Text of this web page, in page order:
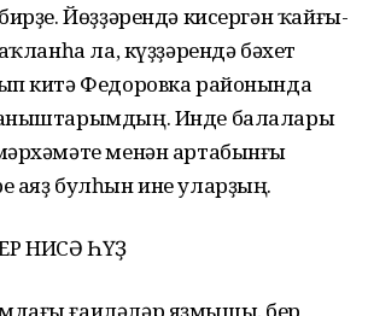
Йөҙҙәрендә кисергән ҡайғы-
ла, күҙҙәрендә бәхет
китә Федоровка районында
Инде балалары
менән артабынғы
аяҙ булһын ине уларҙың.
НИСӘ ҺҮҘ